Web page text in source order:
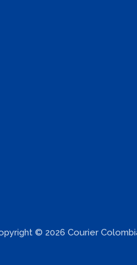
© 2026 Courier